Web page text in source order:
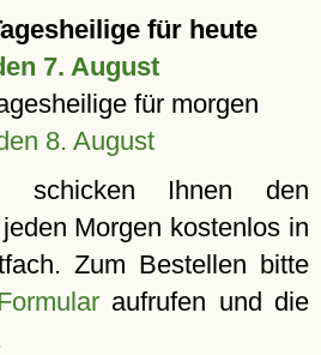
für heute
7. August
für morgen
8. August
Ihnen den
jeden Morgen kostenlos in
Zum Bestellen bitte
aufrufen und die